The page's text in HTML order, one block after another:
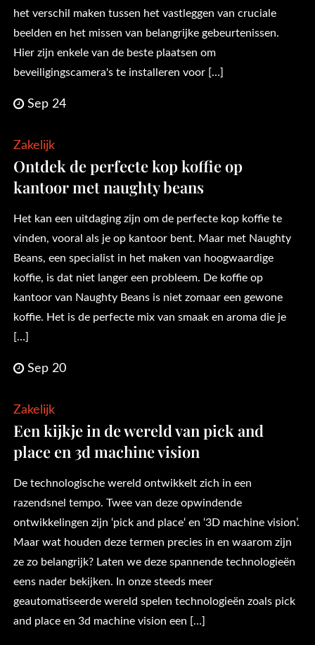
het verschil maken tussen het vastleggen van cruciale
beelden en het missen van belangrijke gebeurtenissen.
Hier zijn enkele van de beste plaatsen om
beveiligingscamera's te installeren voor […]
Sep 24
Zakelijk
Ontdek de perfecte kop koffie op
kantoor met naughty beans
Het kan een uitdaging zijn om de perfecte kop koffie te
vinden, vooral als je op kantoor bent. Maar met Naughty
Beans, een specialist in het maken van hoogwaardige
koffie, is dat niet langer een probleem. De koffie op
kantoor van Naughty Beans is niet zomaar een gewone
koffie. Het is de perfecte mix van smaak en aroma die je
[…]
Sep 20
Zakelijk
Een kijkje in de wereld van pick and
place en 3d machine vision
De technologische wereld ontwikkelt zich in een
razendsnel tempo. Twee van deze opwindende
ontwikkelingen zijn ‘pick and place‘ en ‘3D machine vision’.
Maar wat houden deze termen precies in en waarom zijn
ze zo belangrijk? Laten we deze spannende technologieën
eens nader bekijken. In onze steeds meer
geautomatiseerde wereld spelen technologieën zoals pick
and place en 3d machine vision een […]